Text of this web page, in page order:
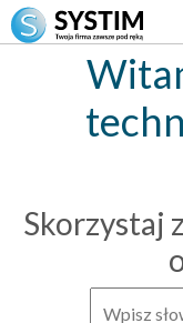
Skorzystaj